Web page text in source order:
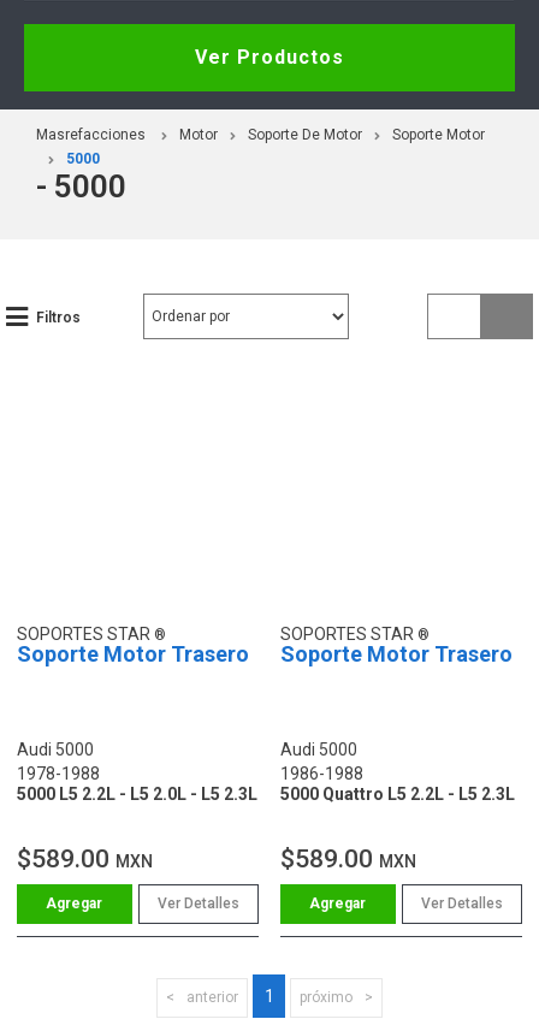
Ver Productos
Masrefacciones Motor Soporte De Motor
Soporte Motor
5000
- 5000
Filtros
SOPORTES STAR
Soporte Motor Trasero
Audi 5000
1978-1988
5000 L5 2.2L - L5 2.0L - L5 2.3L
$589.00 MXN
Ver Detalles
SOPORTES STAR
Soporte Motor Trasero
Audi 5000
1986-1988
5000 Quattro L5 2.2L - L5 2.3L
$589.00 MXN
Ver Detalles
anterior 1 próximo